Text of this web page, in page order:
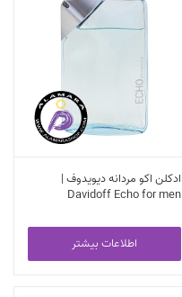
ادکلن اکو مردانه دیویدوف |
Davidoff Echo for men
اطلاعات بیشتر